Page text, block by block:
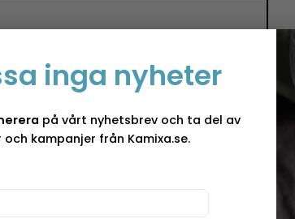
inga nyheter
på vårt nyhetsbrev och ta del av
och kampanjer från Kamixa.se.
”Plåtburk med